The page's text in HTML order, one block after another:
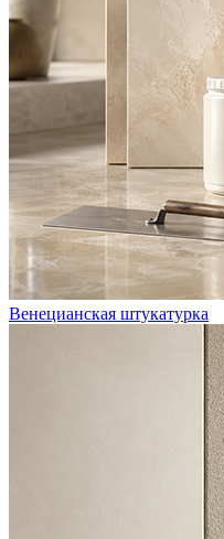
Венецианская штукатурка